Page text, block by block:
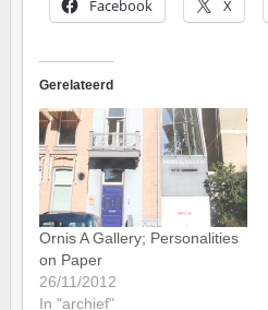
Facebook X
Gerelateerd
Ornis A Gallery; Personalities
on Paper
26/11/2012
In "archief"